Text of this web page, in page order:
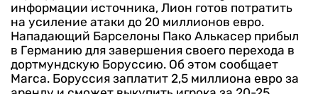
информации источника, Лион готов потратить
на усиление атаки до 20 миллионов евро.
Нападающий Барселоны Пако Алькасер прибыл
в Германию для завершения своего перехода в
дортмундскую Боруссию. Об этом сообщает
Marca. Боруссия заплатит 2,5 миллиона евро за